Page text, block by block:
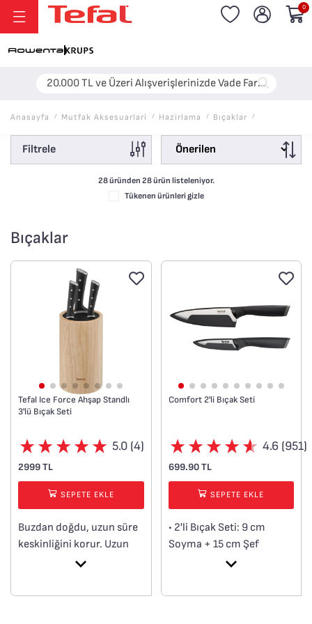
0
Anasayfa / Mutfak Aksesuarlari / Hazirlama / Bıçaklar /
Filtrele
28 üründen 28ürün listeleniyor.
Tükenen ürünleri gizle
Bıçaklar
Tefal Ice Force Ahşap Standlı
3'lü Bıçak Seti
5.0 (4)
2999 TL
SEPETE EKLE
Buzdan doğdu, uzun süre
keskinliğini korur. Uzun
ömürlü bıçaklarımız
kriyojenik soğutmayla
Comfort 2'li Bıçak Seti
4.6 (951)
699.90 TL
SEPETE EKLE
• 2'li Bıçak Seti: 9 cm
Soyma + 15 cm Şef
kontrol için yumuşak